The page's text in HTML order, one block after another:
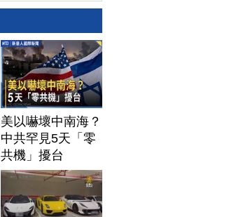
美以嚇壞中南海？
中共罕見5天「零
共機」擾台